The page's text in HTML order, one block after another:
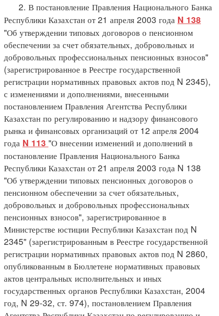
2. В постановление Правления Национального Банка
Республики Казахстан от 21 апреля 2003 года N 138
"Об утверждении типовых договоров о пенсионном
обеспечении за счет обязательных, добровольных и
добровольных профессиональных пенсионных взносов"
(зарегистрированное в Реестре государственной
регистрации нормативных правовых актов под N 2345),
с изменениями и дополнениями, внесенными
постановлением Правления Агентства Республики
Казахстан по регулированию и надзору финансового
рынка и финансовых организаций от 12 апреля 2004
года N 113 "О внесении изменений и дополнений в
постановление Правления Национального Банка
Республики Казахстан от 21 апреля 2003 года N 138
"Об утверждении типовых пенсионных договоров о
пенсионном обеспечении за счет обязательных,
добровольных и добровольных профессиональных
пенсионных взносов", зарегистрированное в
Министерстве юстиции Республики Казахстан под N
2345" (зарегистрированным в Реестре государственной
регистрации нормативных правовых актов под N 2860,
опубликованным в Бюллетене нормативных правовых
актов центральных исполнительных и иных
государственных органов Республики Казахстан, 2004
год, N 29-32, ст. 974), постановлением Правления